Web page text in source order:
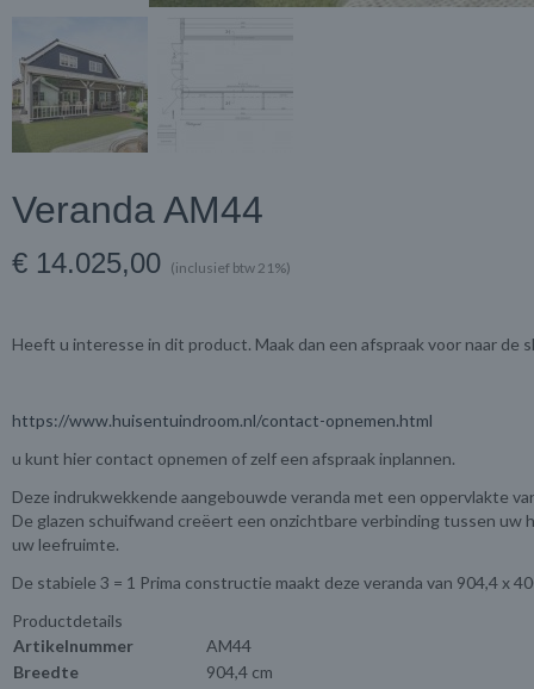
Veranda AM44
€ 14.025,00 (inclusief btw 21%)
Heeft u interesse in dit product. Maak dan een afspraak voor naar de
https://www.huisentuindroom.nl/contact-opnemen.html
u kunt hier contact opnemen of zelf een afspraak inplannen.
Deze indrukwekkende aangebouwde veranda met een oppervlakte
De glazen schuifwand creëert een onzichtbare verbinding tussen
uw leefruimte.
De stabiele 3 = 1 Prima constructie maakt deze veranda van 904,4 x
Productdetails
Artikelnummer
AM44
Breedte
904,4 cm